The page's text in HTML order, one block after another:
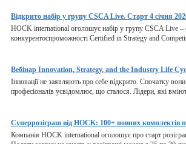
Відкрито набір у групу CSCA Live. Старт 4 січня
HOCK international оголошує набір у групу CSCA Live –
конкурентоспроможності Certified in Strategy and
Вебінар Innovation, Strategy, and the Industry Life
Інновації не заявляють про себе відкрито. Спочатку
професіоналів усвідомлює, що сталося. Лідери, які
Суперрозіграш від HOCK: 100+ повних комплектів
Компанія HOCK international оголошує про старт